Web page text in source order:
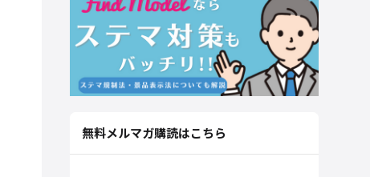
無料メルマガ購読はこちら